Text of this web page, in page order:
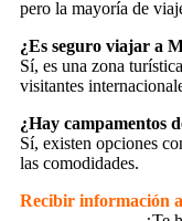
pero la mayoría de
¿Es seguro viajar a
Sí, es una zona
visitantes
¿Hay campamentos
Sí, existen opciones
las comodidades.
Recibir información